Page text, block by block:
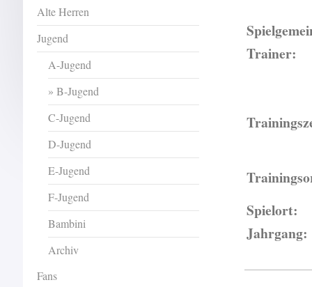
Trainer:
Spielort:
Jahrgang:
Alte Herren
Jugend
A-Jugend
B-Jugend
C-Jugend
D-Jugend
E-Jugend
F-Jugend
Bambini
Archiv
Fans